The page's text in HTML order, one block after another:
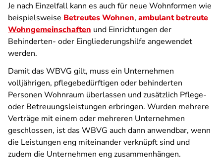
Je nach Einzelfall kann es auch für neue Wohnformen wie
beispielsweise Betreutes Wohnen, ambulant betreute
Wohngemeinschaften und Einrichtungen der
Behinderten- oder Eingliederungshilfe angewendet
werden.
Damit das WBVG gilt, muss ein Unternehmen
volljährigen, pflegebedürftigen oder behinderten
Personen Wohnraum überlassen und zusätzlich Pflege-
oder Betreuungsleistungen erbringen. Wurden mehrere
Verträge mit einem oder mehreren Unternehmen
geschlossen, ist das WBVG auch dann anwendbar, wenn
die Leistungen eng miteinander verknüpft sind und
zudem die Unternehmen eng zusammenhängen.